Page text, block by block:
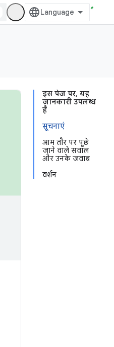
इस पेज पर, यह
जानकारी उपलब्ध
है
सूचनाएं
आम तौर पर पूछे
जाने वाले सवाल
और उनके जवाब
वर्शन